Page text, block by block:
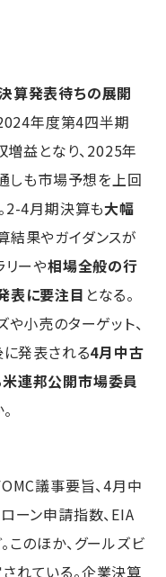
算発表待ちの展開
年度第4四半期
増益となり、2025年
しも市場予想を上回
2-4月期決算も大幅
結果やガイダンスが
リーや相場全般の行
表に要注目 となる。
や小売のターゲット、
発表される4月中古
米連邦公開市場委員
議事要旨、4月中
ーン申請指数、EIA
のほか、グールズビ
れている。企業決算